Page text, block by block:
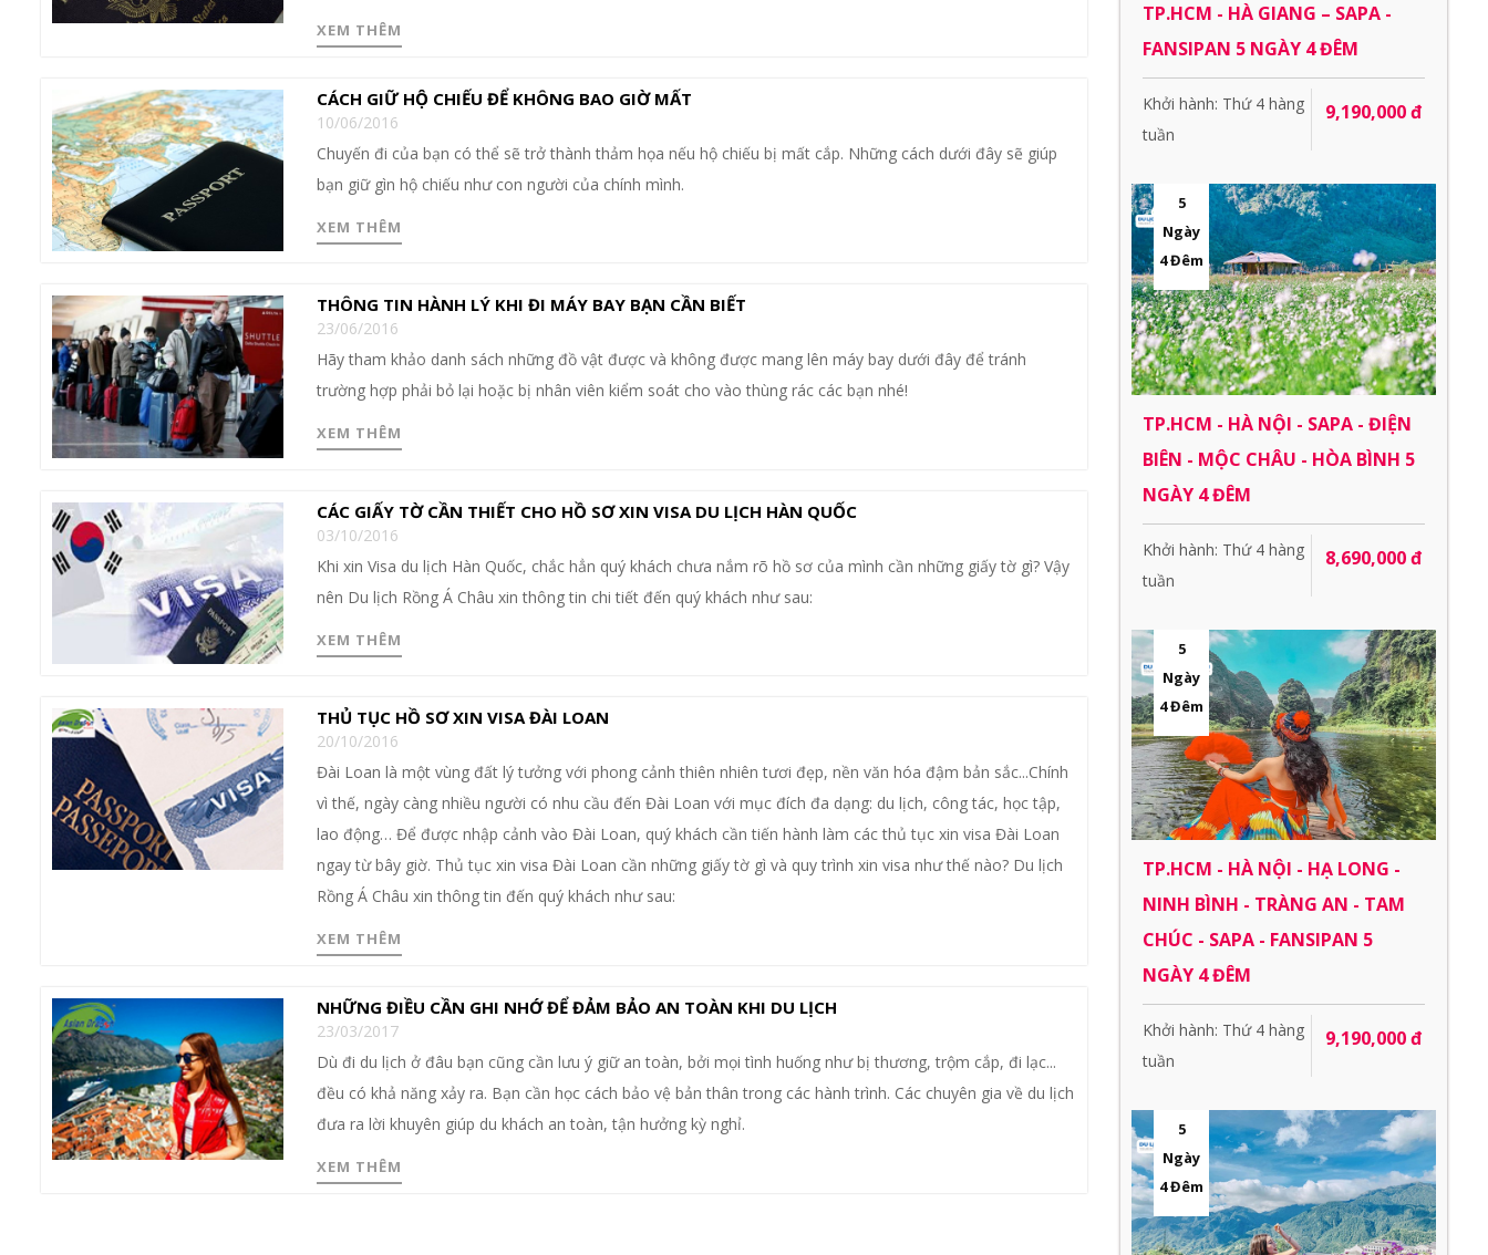
XEM THÊM
CÁCH GIỮ HỘ CHIẾU ĐỂ KHÔNG BAO GIỜ MẤT
10/06/2016
Chuyến đi của bạn có thể sẽ trở thành thảm họa nếu hộ chiếu bị mất cắp. Những cách dưới đây sẽ giúp
bạn giữ gìn hộ chiếu như con người của chính mình.
XEM THÊM
THÔNG TIN HÀNH LÝ KHI ĐI MÁY BAY BẠN CẦN BIẾT
23/06/2016
Hãy tham khảo danh sách những đồ vật được và không được mang lên máy bay dưới đây để tránh
trường hợp phải bỏ lại hoặc bị nhân viên kiểm soát cho vào thùng rác các bạn nhé!
XEM THÊM
CÁC GIẤY TỜ CẦN THIẾT CHO HỒ SƠ XIN VISA DU LỊCH HÀN QUỐC
03/10/2016
Khi xin Visa du lịch Hàn Quốc, chắc hẳn quý khách chưa nắm rõ hồ sơ của mình cần những giấy tờ gì? Vậy
nên Du lịch Rồng Á Châu xin thông tin chi tiết đến quý khách như sau:
XEM THÊM
THỦ TỤC HỒ SƠ XIN VISA ĐÀI LOAN
20/10/2016
Đài Loan là một vùng đất lý tưởng với phong cảnh thiên nhiên tươi đẹp, nền văn hóa đậm bản sắc...Chính
vì thế, ngày càng nhiều người có nhu cầu đến Đài Loan với mục đích đa dạng: du lịch, công tác, học tập,
lao động… Để được nhập cảnh vào Đài Loan, quý khách cần tiến hành làm các thủ tục xin visa Đài Loan
ngay từ bây giờ. Thủ tục xin visa Đài Loan cần những giấy tờ gì và quy trình xin visa như thế nào? Du lịch
Rồng Á Châu xin thông tin đến quý khách như sau:
XEM THÊM
NHỮNG ĐIỀU CẦN GHI NHỚ ĐỂ ĐẢM BẢO AN TOÀN KHI DU LỊCH
23/03/2017
Dù đi du lịch ở đâu bạn cũng cần lưu ý giữ an toàn, bởi mọi tình huống như bị thương, trộm cắp, đi lạc...
đều có khả năng xảy ra. Bạn cần học cách bảo vệ bản thân trong các hành trình. Các chuyên gia về du lịch
đưa ra lời khuyên giúp du khách an toàn, tận hưởng kỳ nghỉ.
XEM THÊM
TP.HCM - HÀ GIANG – SAPA -
FANSIPAN 5 NGÀY 4 ĐÊM
Khởi hành: Thứ 4 hàng
tuần
9,190,000 đ
5
Ngày
4 Đêm
TP.HCM - HÀ NỘI - SAPA - ĐIỆN
BIÊN - MỘC CHÂU - HÒA BÌNH 5
NGÀY 4 ĐÊM
Khởi hành: Thứ 4 hàng
tuần
8,690,000 đ
5
Ngày
4 Đêm
TP.HCM - HÀ NỘI - HẠ LONG -
NINH BÌNH - TRÀNG AN - TAM
CHÚC - SAPA - FANSIPAN 5
NGÀY 4 ĐÊM
Khởi hành: Thứ 4 hàng
tuần
9,190,000 đ
5
Ngày
4 Đêm